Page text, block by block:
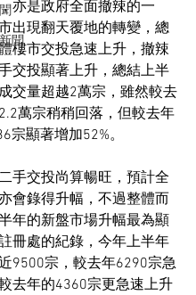
聞
亦是政府全面撤辣的一
出現翻天覆地的轉變，總
樓市交投急速上升，撤辣
交投顯著上升，總結上半
交量超越2萬宗，雖然較去
萬宗稍稍回落，但較去年
宗顯著增加52%。
手交投尚算暢旺，預計全
會錄得升幅，不過整體而
年的新盤市場升幅最為顯
冊處的紀錄，今年上半年
9500宗，較去年6290宗急
去年的4360宗更急速上升